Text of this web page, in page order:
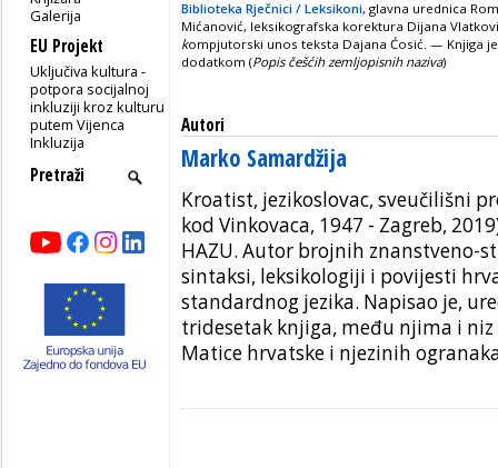
Galerija
EU Projekt
Uključiva kultura -
potpora socijalnoj
inkluziji kroz kulturu
putem Vijenca
Inkluzija
Biblioteka Rječnici / Leksikoni, glavna urednica
Mićanović, leksikografska korektura Dijana
kompjutorski unos teksta Dajana Ćosić. — Knjiga
dodatkom (Popis češćih zemljopisnih naziva)
Autori
Marko Samardžija
Kroatist, jezikoslovac, sveučilišni
kod Vinkovaca, 1947 - Zagreb,
HAZU. Autor brojnih znanstveno-
sintaksi, leksikologiji i povijesti
standardnog jezika. Napisao je,
tridesetak knjiga, među njima i
Matice hrvatske i njezinih